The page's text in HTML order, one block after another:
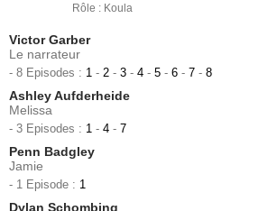
Rôle : Koula
Victor Garber
Le narrateur
- 8 Episodes : 1 - 2 - 3 - 4 - 5 - 6 - 7 - 8
Ashley Aufderheide
Melissa
- 3 Episodes : 1 - 4 - 7
Penn Badgley
Jamie
- 1 Episode : 1
Dylan Schombing